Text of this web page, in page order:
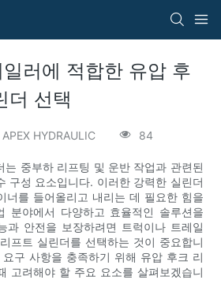
러에 적합한 유압 후
더 선택
APEX HYDRAULIC 84
는 중부하 리프팅 및 운반 작업과 관련된
구성 요소입니다. 이러한 강력한 실린더
너를 들어올리고 내리는 데 필요한 힘을
분야에서 다양하고 효율적인 솔루션을
과 안전을 보장하려면 트럭이나 트레일
프트 실린더를 선택하는 것이 중요합니
구 사항을 충족하기 위해 유압 후크 리
고려해야 할 주요 요소를 살펴보겠습니